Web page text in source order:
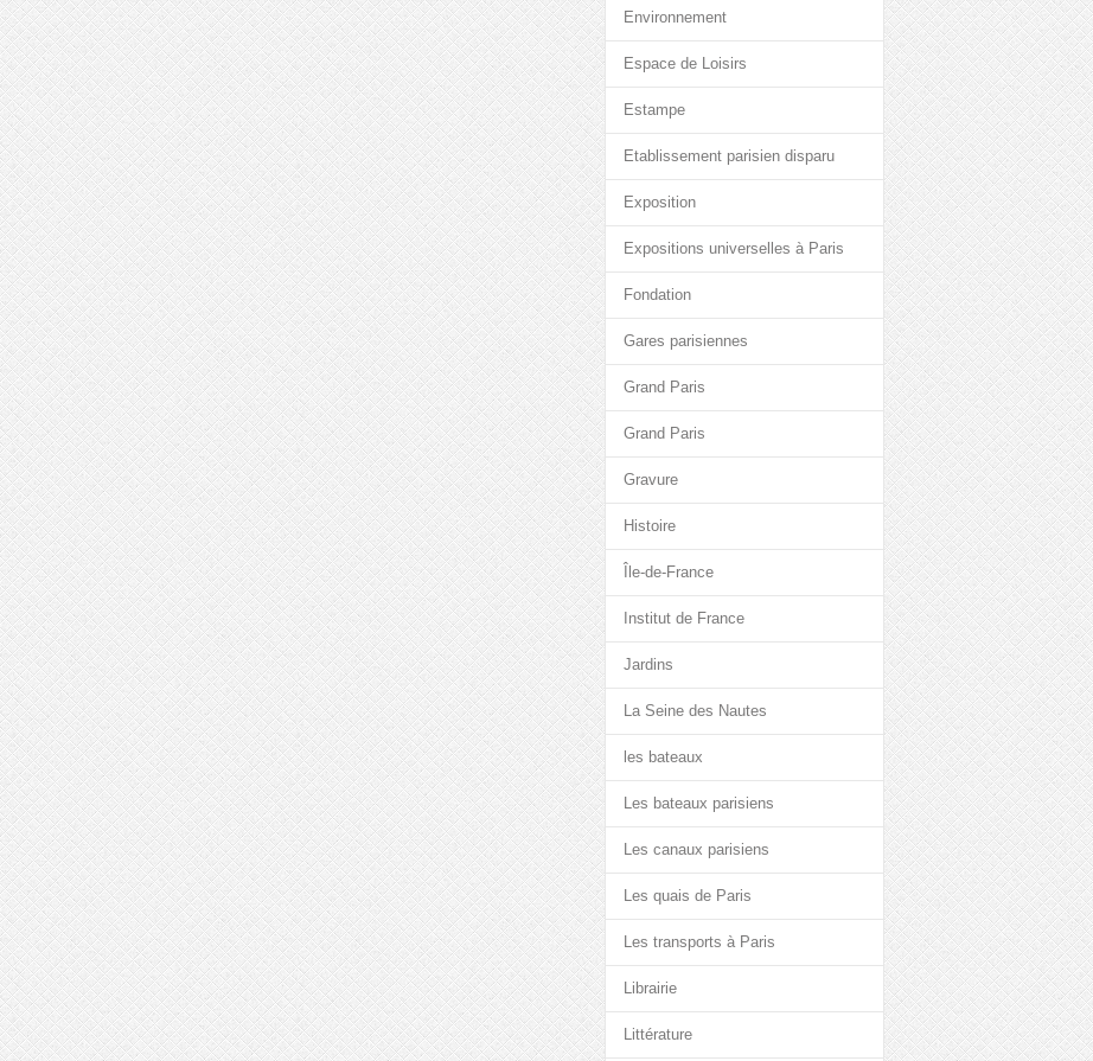
Environnement
Espace de Loisirs
Estampe
Etablissement parisien disparu
Exposition
Expositions universelles à Paris
Fondation
Gares parisiennes
Grand Paris
Grand Paris
Gravure
Histoire
Île-de-France
Institut de France
Jardins
La Seine des Nautes
les bateaux
Les bateaux parisiens
Les canaux parisiens
Les quais de Paris
Les transports à Paris
Librairie
Littérature